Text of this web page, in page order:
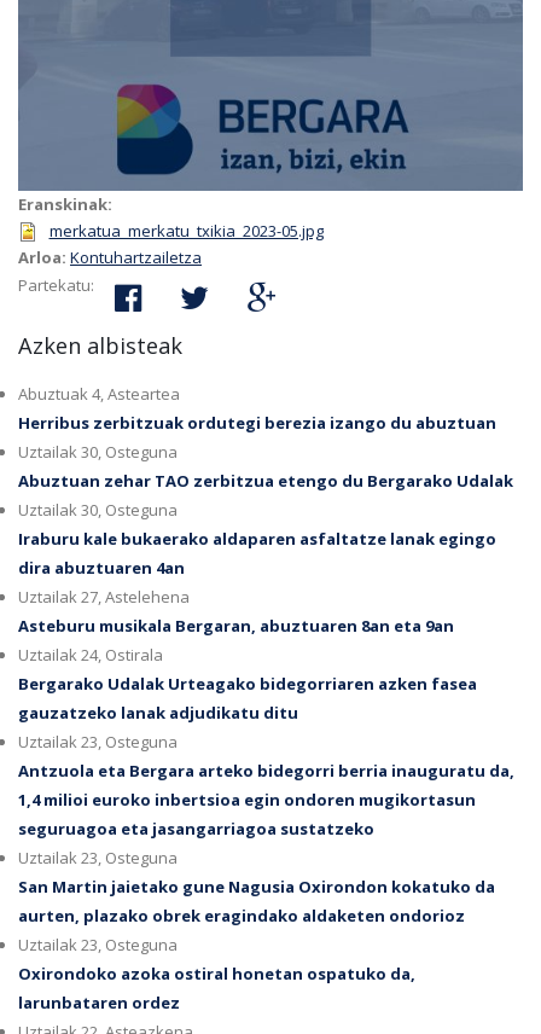
Eranskinak:
merkatua_merkatu_txikia_2023-05.jpg
Arloa: Kontuhartzailetza
Partekatu:
Azken albisteak
Abuztuak 4, Asteartea
Herribus zerbitzuak ordutegi berezia izango du abuztuan
Uztailak 30, Osteguna
Abuztuan zehar TAO zerbitzua etengo du Bergarako Udalak
Uztailak 30, Osteguna
Iraburu kale bukaerako aldaparen asfaltatze lanak egingo
dira abuztuaren 4an
Uztailak 27, Astelehena
Asteburu musikala Bergaran, abuztuaren 8an eta 9an
Uztailak 24, Ostirala
Bergarako Udalak Urteagako bidegorriaren azken fasea
gauzatzeko lanak adjudikatu ditu
Uztailak 23, Osteguna
Antzuola eta Bergara arteko bidegorri berria inauguratu da,
1,4 milioi euroko inbertsioa egin ondoren mugikortasun
seguruagoa eta jasangarriagoa sustatzeko
Uztailak 23, Osteguna
San Martin jaietako gune Nagusia Oxirondon kokatuko da
aurten, plazako obrek eragindako aldaketen ondorioz
Uztailak 23, Osteguna
Oxirondoko azoka ostiral honetan ospatuko da,
larunbataren ordez